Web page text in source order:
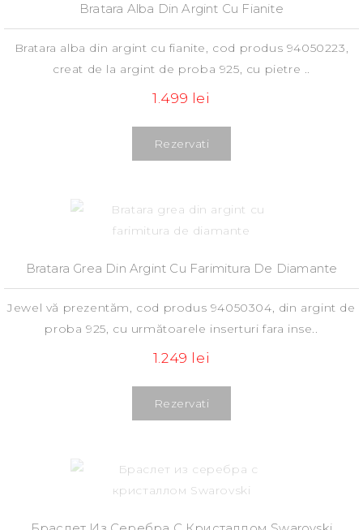
Bratara Alba Din Argint Cu Fianite
Bratara alba din argint cu fianite, сod produs 94050223,
creat de la argint de proba 925, cu pietre ..
1.499 lei
Rezervati
Bratara Grea Din Argint Cu Farimitura De Diamante
Jewel vă prezentăm, сod produs 94050304, din argint de
proba 925, cu următoarele inserturi fara inse..
1.249 lei
Rezervati